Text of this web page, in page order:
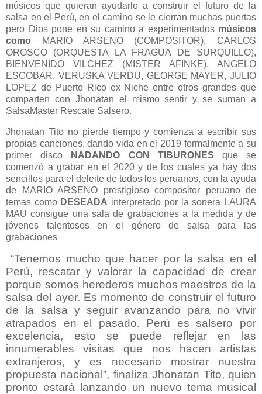
músicos que quieran ayudarlo a construir el futuro de la
salsa en el Perú, en el camino se le cierran muchas puertas
pero Dios pone en su camino a experimentados músicos
como
MARIO ARSENO (COMPOSITOR), CARLOS
OROSCO (ORQUESTA LA FRAGUA DE SURQUILLO),
BIENVENIDO VILCHEZ (MISTER AFINKE), ANGELO
ESCOBAR, VERUSKA VERDU, GEORGE MAYER, JULIO
LOPEZ de Puerto Rico ex Niche entre otros grandes que
comparten con Jhonatan el mismo sentir y se suman a
SalsaMaster Rescate Salsero.
Jhonatan Tito no pierde tiempo y comienza a escribir sus
propias canciones, dando vida en el 2019 formalmente a su
primer disco
NADANDO CON TIBURONES que se
comenzó a grabar en el 2020 y de los cuales ya hay dos
sencillos para el deleite de todos los peruanos, con la ayuda
de MARIO ARSENO prestigioso compositor peruano de
temas como DESEADA interpretado por la sonera LAURA
MAU consigue una sala de grabaciones a la medida y de
jóvenes talentosos en el género de salsa para las
grabaciones
“Tenemos mucho que hacer por la salsa en el
Perú, rescatar y valorar la capacidad de crear
porque somos herederos muchos maestros de la
salsa del ayer. Es momento de construir el futuro
de la salsa y seguir avanzando para no vivir
atrapados en el pasado. Perú es salsero por
excelencia, esto se puede reflejar en las
innumerables visitas que nos hacen artistas
extranjeros, y es necesario mostrar nuestra
propuesta nacional”, finaliza Jhonatan Tito, quien
pronto estará lanzando un nuevo tema musical